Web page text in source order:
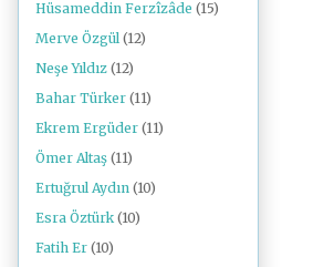
Hüsameddin Ferzîzâde (15)
Merve Özgül (12)
Neşe Yıldız (12)
Bahar Türker (11)
Ekrem Ergüder (11)
Ömer Altaş (11)
Ertuğrul Aydın (10)
Esra Öztürk (10)
Fatih Er (10)